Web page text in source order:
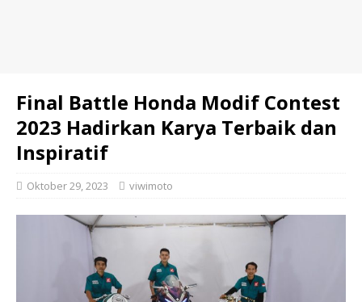
Final Battle Honda Modif Contest
2023 Hadirkan Karya Terbaik dan
Inspiratif
Oktober 29, 2023 viwimoto